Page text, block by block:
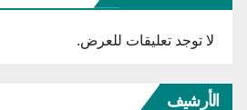
لا توجد تعليقات للعرض.
الأرشيف